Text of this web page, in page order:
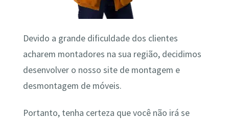
Devido a grande dificuldade dos clientes
acharem montadores na sua região, decidimos
desenvolver o nosso site de montagem e
desmontagem de móveis.
Portanto, tenha certeza que você não irá se